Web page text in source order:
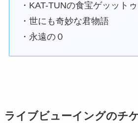
・KAT-TUNの食宝ゲッット
・世にも奇妙な君物語
・永遠の０
ライブビューイングのチ